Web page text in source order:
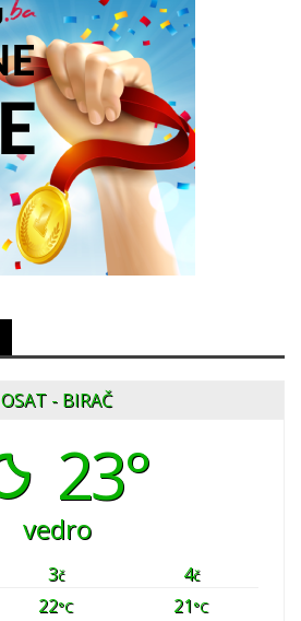
OSAT - BIRAČ
23°
vedro
3č 4č
22°C 21°C